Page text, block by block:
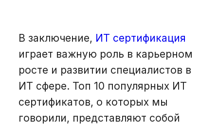
В заключение, ИТ сертификация
играет важную роль в карьерном
росте и развитии специалистов в
ИТ сфере. Топ 10 популярных ИТ
сертификатов, о которых мы
говорили, представляют собой